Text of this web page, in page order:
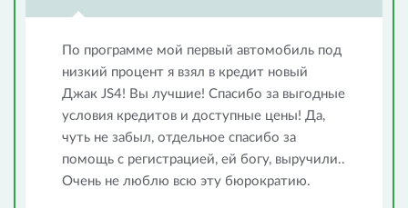
По программе мой первый автомобиль под
низкий процент я взял в кредит новый
Джак JS4! Вы лучшие! Спасибо за выгодные
условия кредитов и доступные цены! Да,
чуть не забыл, отдельное спасибо за
помощь с регистрацией, ей богу, выручили..
Очень не люблю всю эту бюрократию.